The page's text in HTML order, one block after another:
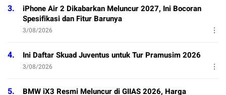
3.
iPhone Air 2 Dikabarkan Meluncur 2027, Ini Bocoran
Spesifikasi dan Fitur Barunya
3/08/2026
4. Ini Daftar Skuad Juventus untuk Tur Pramusim 2026
3/08/2026
5.
BMW iX3 Resmi Meluncur di GIIAS 2026, Harga